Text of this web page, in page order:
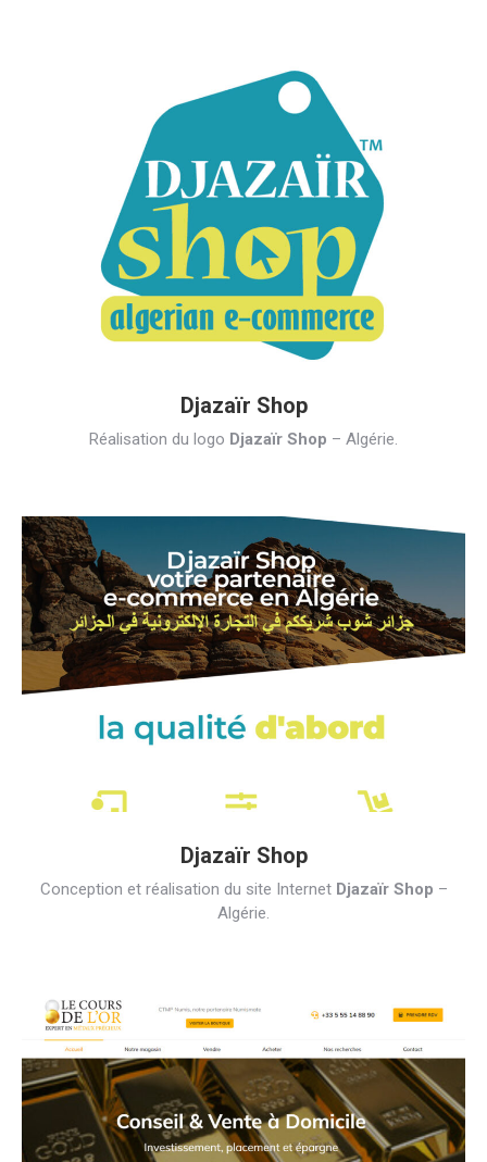
Djazaïr Shop
Réalisation du logo Djazaïr Shop – Algérie.
Djazaïr Shop
Conception et réalisation du site Internet Djazaïr Shop –
Algérie.